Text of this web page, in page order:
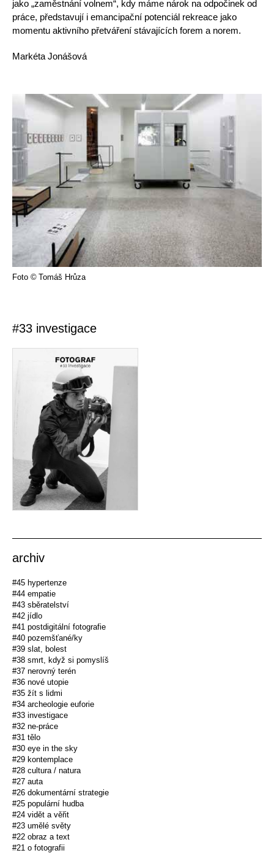
jako „zaměstnání volnem“, kdy máme nárok na odpočinek od
práce, představují i emancipační potenciál rekreace jako
momentu aktivního přetváření stávajících forem a norem.
Markéta Jonášová
Foto © Tomáš Hrůza
#33 investigace
archiv
#45 hypertenze
#44 empatie
#43 sběratelství
#42 jídlo
#41 postdigitální fotografie
#40 pozemšťané/ky
#39 slat, bolest
#38 smrt, když si pomyslíš
#37 nerovný terén
#36 nové utopie
#35 žít s lidmi
#34 archeologie euforie
#33 investigace
#32 ne-práce
#31 tělo
#30 eye in the sky
#29 kontemplace
#28 cultura / natura
#27 auta
#26 dokumentární strategie
#25 populární hudba
#24 vidět a věřit
#23 umělé světy
#22 obraz a text
#21 o fotografii